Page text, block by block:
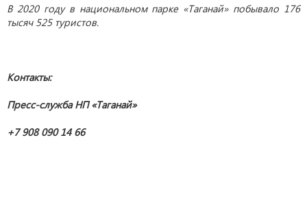
В 2020 году в национальном парке «Таганай» побывало 176
тысяч 525 туристов.
Контакты:
Пресс-служба НП «Таганай»
+7 908 090 14 66